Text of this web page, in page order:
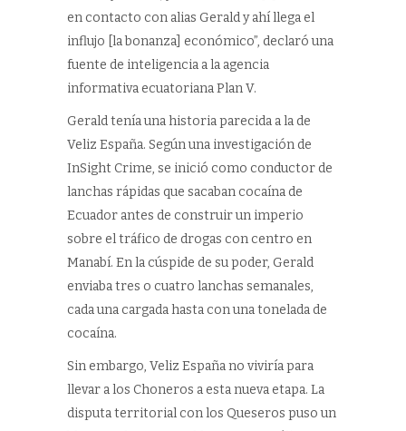
en contacto con alias Gerald y ahí llega el
influjo [la bonanza] económico”, declaró una
fuente de inteligencia a la agencia
informativa ecuatoriana Plan V.
Gerald tenía una historia parecida a la de
Veliz España. Según una investigación de
InSight Crime, se inició como conductor de
lanchas rápidas que sacaban cocaína de
Ecuador antes de construir un imperio
sobre el tráfico de drogas con centro en
Manabí. En la cúspide de su poder, Gerald
enviaba tres o cuatro lanchas semanales,
cada una cargada hasta con una tonelada de
cocaína.
Sin embargo, Veliz España no viviría para
llevar a los Choneros a esta nueva etapa. La
disputa territorial con los Queseros puso un